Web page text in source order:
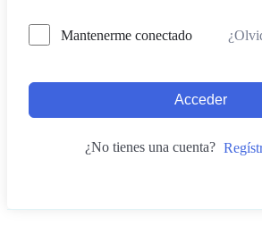
Mantenerme conectado
Acceder
¿No tienes una cuenta?